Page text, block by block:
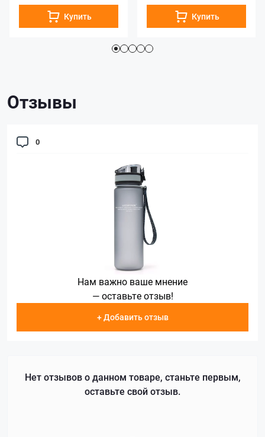
Купить Купить
Отзывы
0
Нам важно ваше мнение
— оставьте отзыв!
+ Добавить отзыв
Нет отзывов о данном товаре, станьте первым,
оставьте свой отзыв.